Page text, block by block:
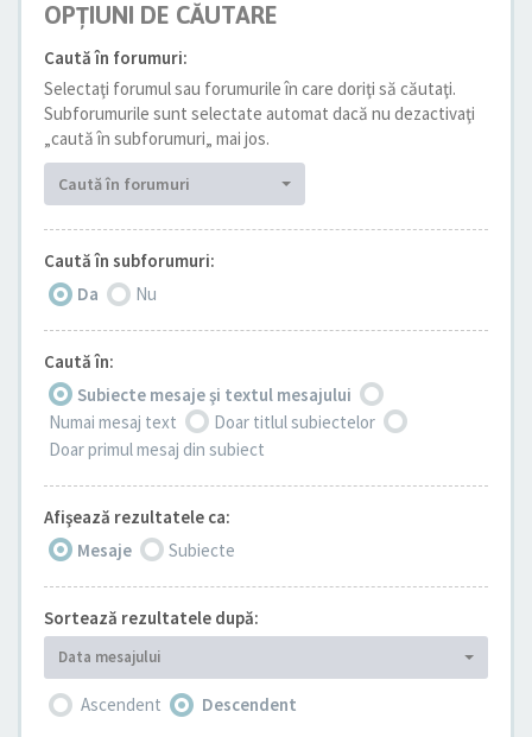
OPŢIUNI DE CĂUTARE
Caută în forumuri:
Selectaţi forumul sau forumurile în care doriţi să căutaţi.
Subforumurile sunt selectate automat dacă nu dezactivaţi
„caută în subforumuri„ mai jos.
Caută în forumuri
Caută în subforumuri:
Da
Nu
Caută în:
Subiecte mesaje şi textul mesajului
Numai mesaj text
Doar titlul subiectelor
Doar primul mesaj din subiect
Afişează rezultatele ca:
Mesaje
Subiecte
Sortează rezultatele după:
Data mesajului
Ascendent Descendent